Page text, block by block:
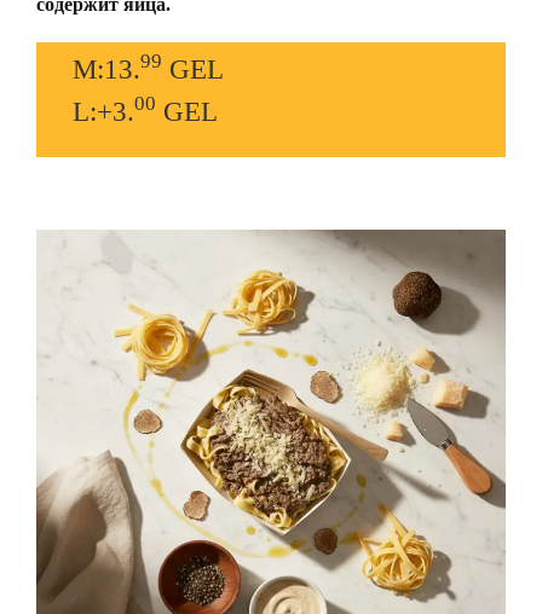
содержит яйца.
M:13.99 GEL
L:+3.00 GEL